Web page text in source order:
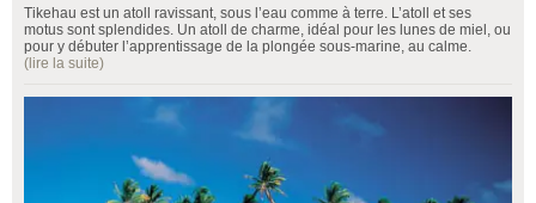
Tikehau est un atoll ravissant, sous l’eau comme à terre. L’atoll et ses
motus sont splendides. Un atoll de charme, idéal pour les lunes de miel, ou
pour y débuter l’apprentissage de la plongée sous-marine, au calme.
(lire la suite)